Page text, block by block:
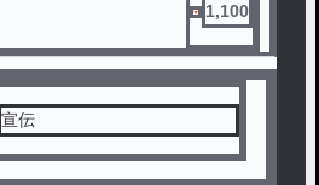
1,100
宣伝